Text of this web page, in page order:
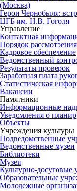
Герои Чернобыля:
ЦГБ им. Н.В. Гоголя
Управление
Контактная
Порядок
Кадровое обеспечение
Ведомственный
Результаты проверок
Заработная плата
Статистическая
Вакансии
Памятники
Информационные
Уведомления о
Объекты
Учреждения культуры
Подведомственные
Ведомственные музеи
Библиотеки
Музеи
Культурно-досуговые
Образовательные
Молодежные